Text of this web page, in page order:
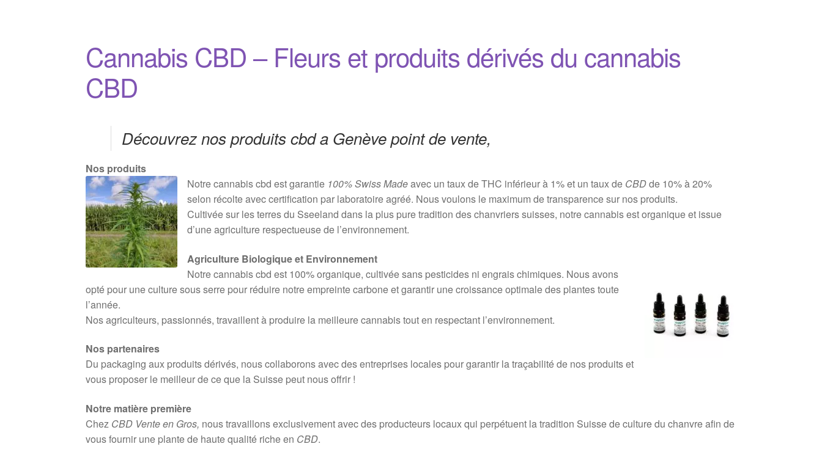
Cannabis CBD – Fleurs et produits dérivés du cannabis
CBD
Découvrez nos produits cbd a Genève point de vente,
Nos produits
Notre cannabis cbd est garantie 100% Swiss Madeavec un taux de THC inférieur à 1% et un taux de CBDde 10% à 20%
selon récolte avec certification par laboratoire agréé. Nous voulons le maximum de transparence sur nos produits.
Cultivée sur les terres du Sseeland dans la plus pure tradition des chanvriers suisses, notre cannabis est organique et issue
d’une agriculture respectueuse de l’environnement.
Agriculture Biologique et Environnement
Notre cannabis cbd est 100% organique, cultivée sans pesticides ni engrais chimiques. Nous avons
opté pour une culture sous serre pour réduire notre empreinte carbone et garantir une croissance optimale des plantes toute
l’année.
Nos agriculteurs, passionnés, travaillent à produire la meilleure cannabis tout en respectant l’environnement.
Nos partenaires
Du packaging aux produits dérivés, nous collaborons avec des entreprises locales pour garantir la traçabilité de nos produits et
vous proposer le meilleur de ce que la Suisse peut nous offrir !
Notre matière première
Chez CBD Vente en Gros, nous travaillons exclusivement avec des producteurs locaux qui perpétuent la tradition Suisse de culture du chanvre afin de
vous fournir une plante de haute qualité riche en CBD.